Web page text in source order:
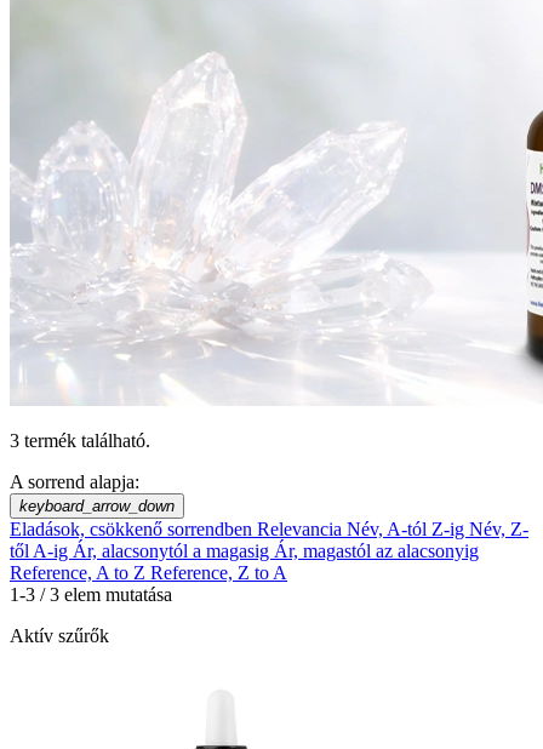
3 termék található.
A sorrend alapja:
keyboard_arrow_down
Eladások, csökkenő sorrendben Relevancia Név, A-tól Z-ig Név, Z-
től A-ig Ár, alacsonytól a magasig Ár, magastól az alacsonyig
Reference, A to Z Reference, Z to A
1-3 / 3 elem mutatása
Aktív szűrők